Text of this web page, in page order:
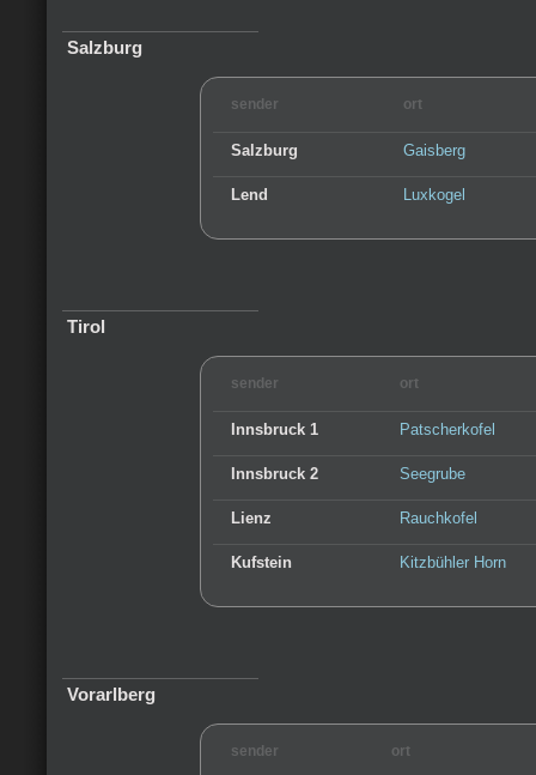
Salzburg
sender ort
Salzburg Gaisberg
Lend Luxkogel
Tirol
sender ort
Innsbruck 1 Patscherkofel
Innsbruck 2 Seegrube
Lienz Rauchkofel
Kufstein Kitzbühler Horn
Vorarlberg
sender ort